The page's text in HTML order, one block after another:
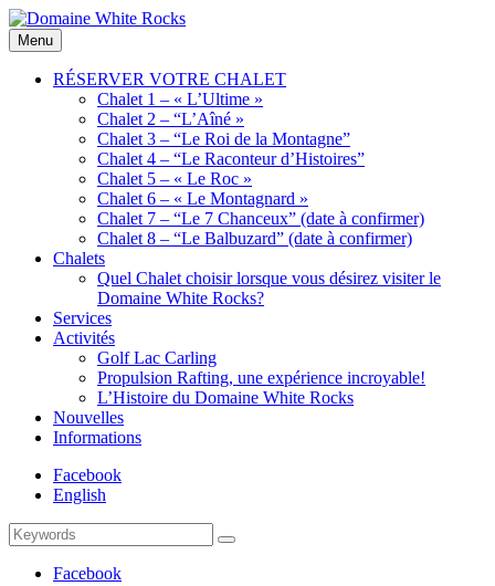
Skip
to
content
Domaine
White
Location
de
Chalets
Menu
RÉSERVER VOTRE CHALET
Chalet 1 – « L’Ultime »
Chalet 2 – “L’Aîné »
Chalet 3 – “Le Roi de la Montagne”
Chalet 4 – “Le Raconteur d’Histoires”
Chalet 5 – « Le Roc »
Chalet 6 – « Le Montagnard »
Chalet 7 – “Le 7 Chanceux” (date à confirmer)
Chalet 8 – “Le Balbuzard” (date à confirmer)
Chalets
Quel Chalet choisir lorsque vous désirez visiter le
Domaine White Rocks?
Services
Activités
Golf Lac Carling
Propulsion Rafting, une expérience incroyable!
L’Histoire du Domaine White Rocks
Nouvelles
Informations
Facebook
English
Search
for:
Search
Facebook